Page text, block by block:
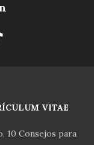
VITAE
10 Consejos para